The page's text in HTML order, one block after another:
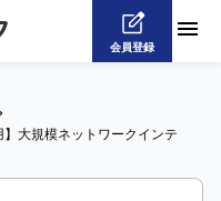
会員登録
】大規模ネットワークインテ